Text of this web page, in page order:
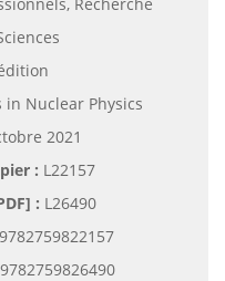
Nuclear Physics
2021
: L22157
: L26490
9782759822157
9782759826490